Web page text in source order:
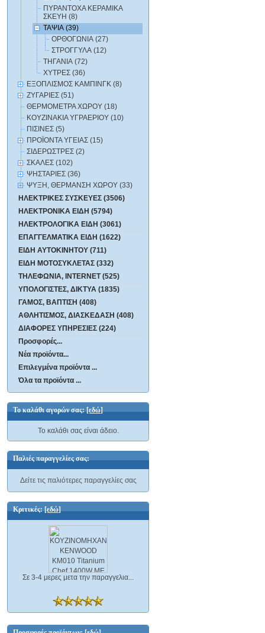
ΠΥΡΑΝΤΟΧΑ ΚΕΡΑΜΙΚΑ
ΣΚΕΥΗ (8)
ΤΑΨΙΑ (39)
ΟΡΘΟΓΩΝΙΑ (27)
ΣΤΡΟΓΓΥΛΑ (12)
ΤΗΓΑΝΙΑ (72)
ΧΥΤΡΕΣ (36)
ΕΞΟΠΛΙΣΜΟΣ ΚΑΜΠΙΝΓΚ (8)
ΖΥΓΑΡΙΕΣ (51)
ΘΕΡΜΟΜΕΤΡΑ ΧΩΡΟΥ (18)
ΚΟΥΖΙΝΑΚΙΑ ΥΓΡΑΕΡΙΟΥ (10)
ΠΙΣΙΝΕΣ (5)
ΠΡΟΪΟΝΤΑ ΥΓΕΙΑΣ (15)
ΣΙΔΕΡΩΣΤΡΕΣ (2)
ΣΚΑΛΕΣ (102)
ΨΗΣΤΑΡΙΕΣ (36)
ΨΥΞΗ, ΘΕΡΜΑΝΣΗ ΧΩΡΟΥ (33)
ΗΛΕΚΤΡΙΚΕΣ ΣΥΣΚΕΥΕΣ (3506)
ΗΛΕΚΤΡΟΝΙΚΑ ΕΙΔΗ (5794)
ΗΛΕΚΤΡΟΛΟΓΙΚΑ ΕΙΔΗ (3061)
ΕΠΑΓΓΕΛΜΑΤΙΚΑ ΕΙΔΗ (1622)
ΕΙΔΗ ΑΥΤΟΚΙΝΗΤΟΥ (711)
ΕΙΔΗ ΜΟΤΟΣΥΚΛΕΤΑΣ (332)
ΤΗΛΕΦΩΝΙΑ, INTERNET (525)
ΥΠΟΛΟΓΙΣΤΕΣ, ΔΙΚΤΥΑ (1835)
ΓΑΜΟΣ, ΒΑΠΤΙΣΗ (408)
ΑΘΛΗΤΙΣΜΟΣ, ΔΙΑΣΚΕΔΑΣΗ (408)
ΔΙΑΦΟΡΕΣ ΥΠΗΡΕΣΙΕΣ (224)
Προσφορές...
Νέα προϊόντα...
Επιλεγμένα προϊόντα ...
Όλα τα προϊόντα ...
Το καλάθι αγορών σας:[εδώ]
Το καλάθι σας είναι άδειο.
Παλιές παραγγελίες σας:
Δείτε τις παλιότερες παραγγελίες σας
Κριτικές:[εδώ]
Σε 3-4 μερες μετα την παραγγελια...